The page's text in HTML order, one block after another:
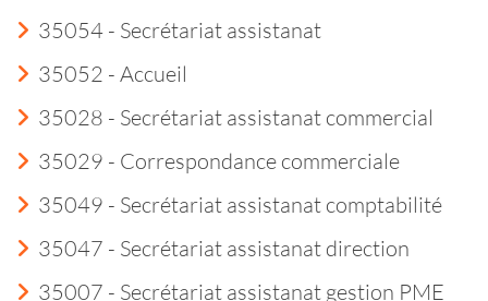
35054 - Secrétariat assistanat
35052 - Accueil
35028 - Secrétariat assistanat commercial
35029 - Correspondance commerciale
35049 - Secrétariat assistanat comptabilité
35047 - Secrétariat assistanat direction
35007 - Secrétariat assistanat gestion PME